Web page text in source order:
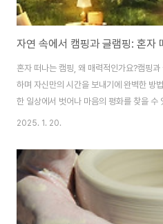
자연 속에서 캠핑과 글램핑: 혼자
혼자 떠나는 캠핑, 왜 매력적인가요?캠핑
하며 자신만의 시간을 보내기에 완벽한 방
한 일상에서 벗어나 마음의 평화를 찾을 수
히 글램핑은 초보자도 부담 없이 자연을 즐
내 캠핑과 글램핑 명소를 소개합니다.서울/
1. 난지캠핑장 (서울)난지캠핑장은 서울에
도심 속에서 자연과 캠핑을 동시에 즐길 수
어 접근성이 뛰어나며, 텐트와 캠핑 장비
캠핑을 즐길 수 있습니..
2025. 1. 20.